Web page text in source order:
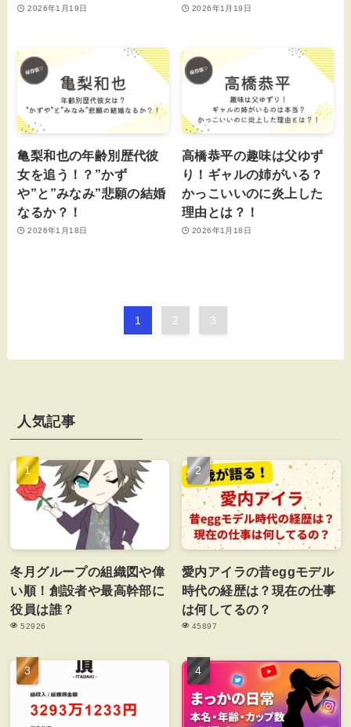
2026年1月19日 2026年1月19日
亀梨和也の年齢別歴代彼
女を追う！？”かず
や”と”みなみ”悲願の結婚
なるか？！
2026年1月18日
高橋恭平の趣味は父ゆず
り！ギャルの姉がいる？
かっこいいのに炎上した
理由とは？！
2026年1月18日
1 2 3
人気記事
冬月グループの組織図や偉
い順！創設者や最高幹部に
役員は誰？
52926
愛内アイラの昔eggモデル
時代の経歴は？現在の仕事
は何してるの？
45897